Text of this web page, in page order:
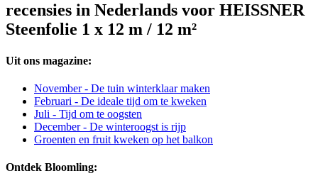
recensies in Nederlands voor HEISSNER
Steenfolie 1 x 12 m / 12 m²
Uit ons magazine:
November - De tuin winterklaar maken
Februari - De ideale tijd om te kweken
Juli - Tijd om te oogsten
December - De winteroogst is rijp
Groenten en fruit kweken op het balkon
Ontdek Bloomling: